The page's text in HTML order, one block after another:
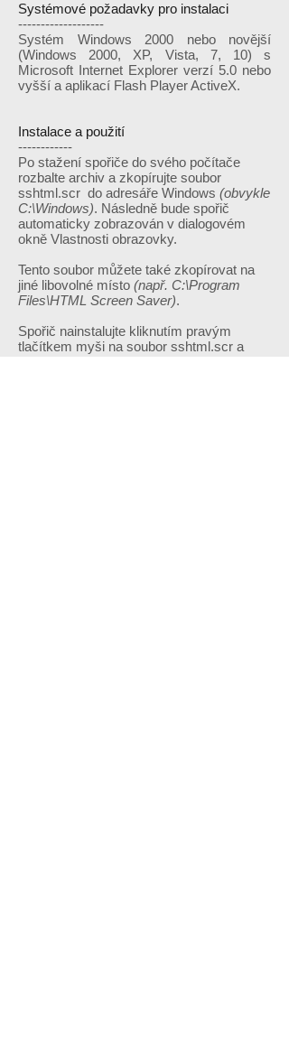
Systémové požadavky pro instalaci
-------------------
Systém Windows 2000 nebo novější
(Windows 2000, XP, Vista, 7, 10) s
Microsoft Internet Explorer verzí 5.0 nebo
vyšší a aplikací Flash Player ActiveX.
Instalace a použití
------------
Po stažení spořiče do svého počítače
rozbalte archiv a zkopírujte soubor
sshtml.scr do adresáře Windows (obvykle
C:\Windows). Následně bude spořič
automaticky zobrazován v dialogovém
okně Vlastnosti obrazovky.
Tento soubor můžete také zkopírovat na
jiné libovolné místo (např. C:\Program
Files\HTML Screen Saver).
Spořič nainstalujte kliknutím pravým
tlačítkem myši na soubor sshtml.scr a